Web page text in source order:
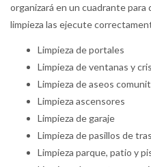
organizará en un cuadrante para
limpieza las ejecute
Limpieza de portales
Limpieza de ventanas y
Limpieza de aseos
Limpieza ascensores
Limpieza de garaje
Limpieza de pasillos de
Limpieza parque, patio y